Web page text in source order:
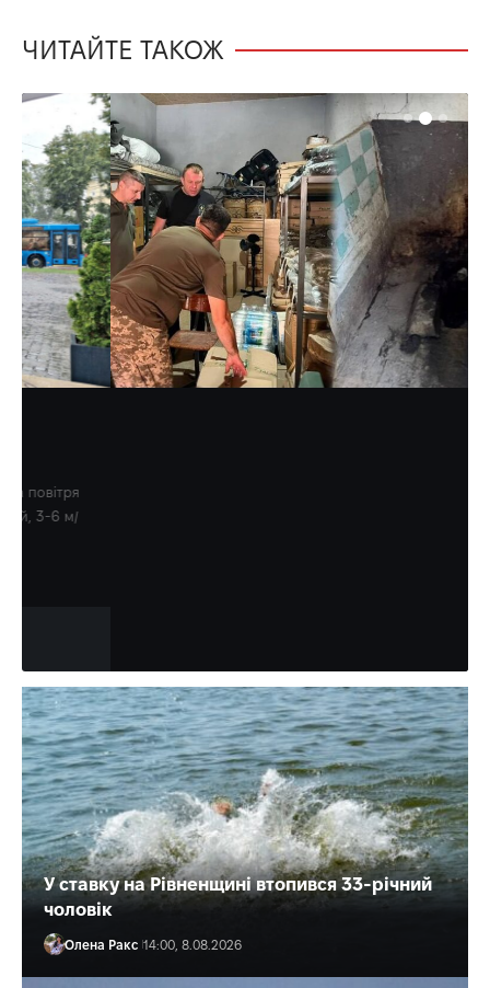
ЧИТАЙТЕ ТАКОЖ
ВІЙНА НОВИНИ УКРАЇНА
відстрочок чоловіків з усієї
України, – Омбудсман Дмитро
У ставку на Рівненщині втопився 33-річний
чоловік
Олена Ракс 14:00, 8.08.2026